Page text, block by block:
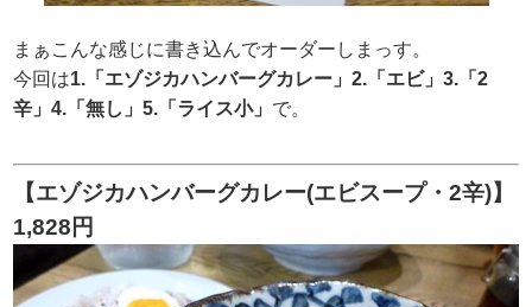
まぁこんな感じに書き込んでオーダーしまっす。
今回は1.「エゾジカハンバーグカレー」2.「エビ」3.「2
辛」4.「無し」5.「ライス小」 で。
【エゾジカハンバーグカレー(エビスープ・2辛)】
1,828円